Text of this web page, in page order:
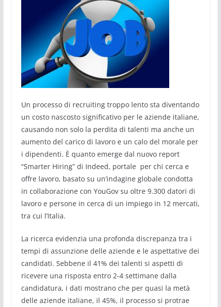
Un processo di recruiting troppo lento sta diventando
un costo nascosto significativo per le aziende italiane,
causando non solo la perdita di talenti ma anche un
aumento del carico di lavoro e un calo del morale per
i dipendenti. È quanto emerge dal nuovo report
“Smarter Hiring” di Indeed, portale per chi cerca e
offre lavoro, basato su un’indagine globale condotta
in collaborazione con YouGov su oltre 9.300 datori di
lavoro e persone in cerca di un impiego in 12 mercati,
tra cui l’Italia.
La ricerca evidenzia una profonda discrepanza tra i
tempi di assunzione delle aziende e le aspettative dei
candidati. Sebbene il 41% dei talenti si aspetti di
ricevere una risposta entro 2-4 settimane dalla
candidatura, i dati mostrano che per quasi la metà
delle aziende italiane, il 45%, il processo si protrae